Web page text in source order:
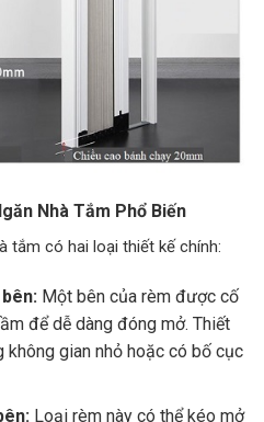
Nhà Tắm Phổ Biến
tắm có hai loại thiết kế chính:
Một bên của rèm được cố
để dễ dàng đóng mở. Thiết
không gian nhỏ hoặc có bố cục
Loại rèm này có thể kéo mở